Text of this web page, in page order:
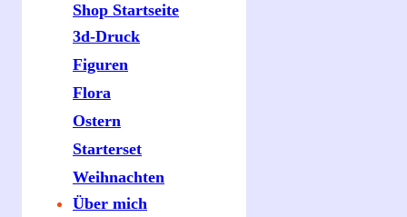
Shop Startseite
3d-Druck
Figuren
Flora
Ostern
Starterset
Weihnachten
Über mich